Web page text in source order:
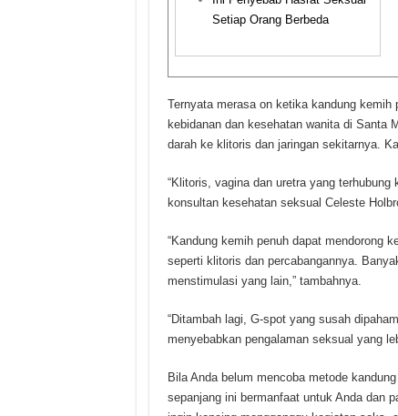
Setiap Orang Berbeda
Ternyata merasa on ketika kandung
kebidanan dan kesehatan wanita di Santa
darah ke klitoris dan jaringan sekitarnya.
“Klitoris, vagina dan uretra yang
konsultan kesehatan seksual Celeste
“Kandung kemih penuh dapat mendorong
seperti klitoris dan percabangannya.
menstimulasi yang lain,” tambahnya.
“Ditambah lagi, G-spot yang susah
menyebabkan pengalaman seksual yang
Bila Anda belum mencoba metode
sepanjang ini bermanfaat untuk Anda dan